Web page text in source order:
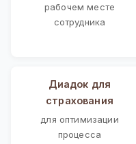
рабочем месте
сотрудника
Диадок для
страхования
для оптимизации
процесса